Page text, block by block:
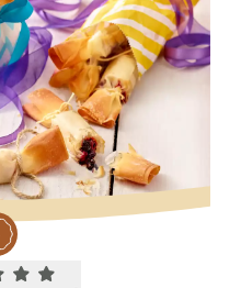
rating 4.7. Click to rate.